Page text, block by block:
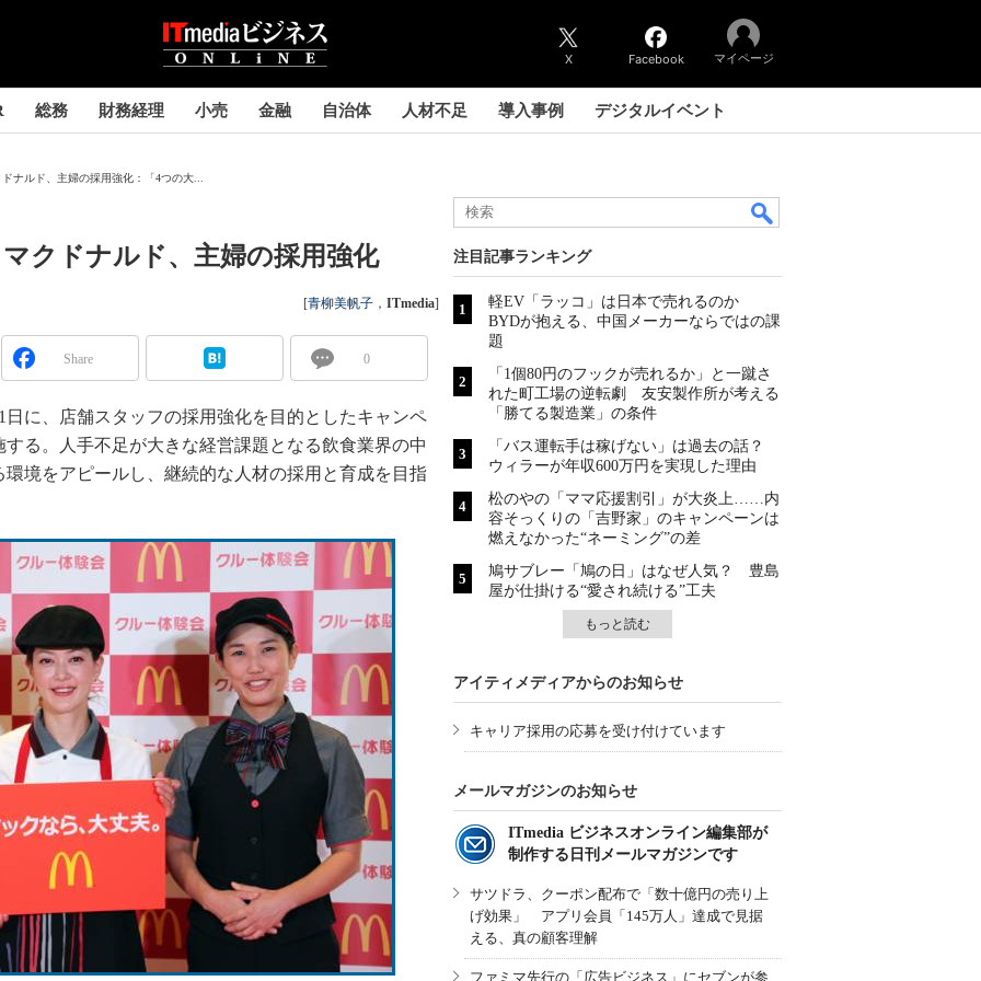
X Facebook マイページ
総務 財務経理 小売 金融 自治体 人材不足 導入事例 デジタルイベント
ナルド、主婦の採用強化：「4つの大...
クドナルド、主婦の採用強化
[青柳美帆子 ， ITmedia]
Share 0
に、店舗スタッフの採用強化を目的としたキャンペ
る。人手不足が大きな経営課題となる飲食業界の中
境をアピールし、継続的な人材の採用と育成を目指
注目記事ランキング
軽EV「ラッコ」は日本で売れるのか
BYDが抱える、中国メーカーならではの課
題
「1個80円のフックが売れるか」と一蹴さ
れた町工場の逆転劇 友安製作所が考える
「勝てる製造業」の条件
「バス運転手は稼げない」は過去の話？
ウィラーが年収600万円を実現した理由
松のやの「ママ応援割引」が大炎上……内
容そっくりの「吉野家」のキャンペーンは
燃えなかった“ネーミング”の差
鳩サブレー「鳩の日」はなぜ人気？ 豊島
屋が仕掛ける“愛され続ける”工夫
もっと読む
アイティメディアからのお知らせ
キャリア採用の応募を受け付けています
メールマガジンのお知らせ
ITmedia ビジネスオンライン編集部が
制作する日刊メールマガジンです
サツドラ、クーポン配布で「数十億円の売り上
げ効果」 アプリ会員「145万人」達成で見据
える、真の顧客理解
ファミマ先行の「広告ビジネス」にセブンが参